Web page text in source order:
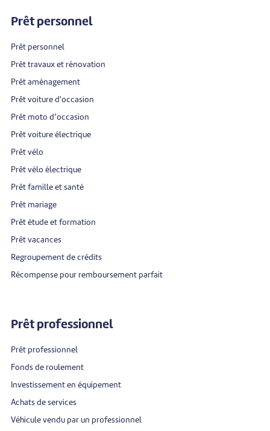
Prêt personnel
Prêt personnel
Prêt travaux et rénovation
Prêt aménagement
Prêt voiture d'occasion
Prêt moto d’occasion
Prêt voiture électrique
Prêt vélo
Prêt vélo électrique
Prêt famille et santé
Prêt mariage
Prêt étude et formation
Prêt vacances
Regroupement de crédits
Récompense pour remboursement parfait
Prêt professionnel
Prêt professionnel
Fonds de roulement
Investissement en équipement
Achats de services
Véhicule vendu par un professionnel